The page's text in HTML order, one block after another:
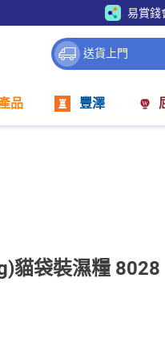
易賞錢
送貨上門
品 豐澤
貓袋裝濕糧 8028